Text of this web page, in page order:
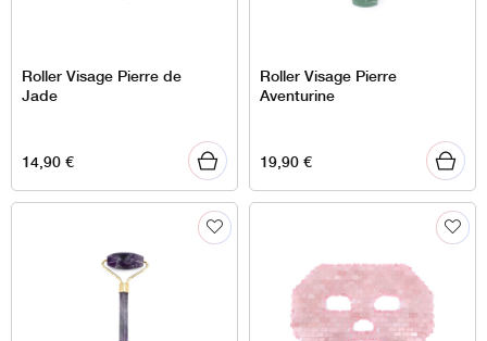
Roller Visage Pierre de
Jade
14,90€
Roller Visage Pierre
Aventurine
19,90€